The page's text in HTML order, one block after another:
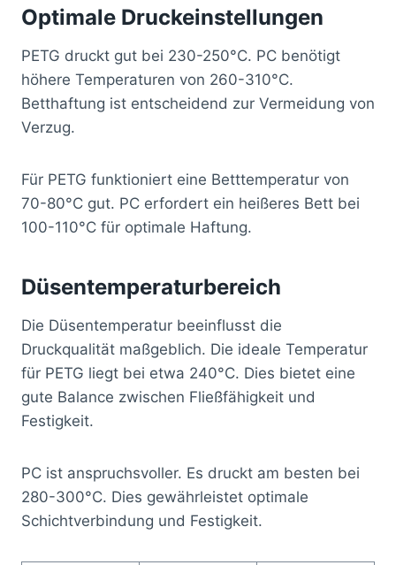
Optimale Druckeinstellungen
PETG druckt gut bei 230-250°C. PC benötigt
höhere Temperaturen von 260-310°C.
Betthaftung ist entscheidend zur Vermeidung von
Verzug.
Für PETG funktioniert eine Betttemperatur von
70-80°C gut. PC erfordert ein heißeres Bett bei
100-110°C für optimale Haftung.
Düsentemperaturbereich
Die Düsentemperatur beeinflusst die
Druckqualität maßgeblich. Die ideale Temperatur
für PETG liegt bei etwa 240°C. Dies bietet eine
gute Balance zwischen Fließfähigkeit und
Festigkeit.
PC ist anspruchsvoller. Es druckt am besten bei
280-300°C. Dies gewährleistet optimale
Schichtverbindung und Festigkeit.